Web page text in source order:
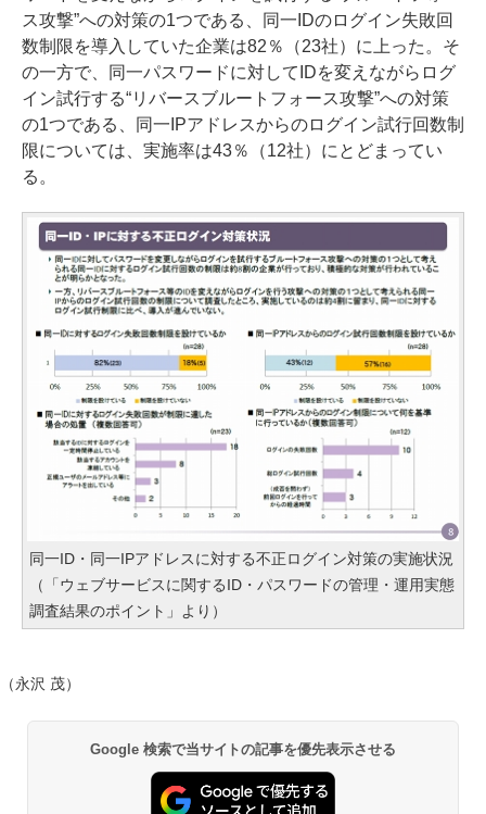
ス攻撃”への対策の1つである、同一IDのログイン失敗回
数制限を導入していた企業は82％（23社）に上った。そ
の一方で、同一パスワードに対してIDを変えながらログ
イン試行する“リバースブルートフォース攻撃”への対策
の1つである、同一IPアドレスからのログイン試行回数制
限については、実施率は43％（12社）にとどまってい
る。
同一ID・同一IPアドレスに対する不正ログイン対策の実施状況
（「ウェブサービスに関するID・パスワードの管理・運用実態
調査結果のポイント」より）
（永沢 茂）
Google 検索で当サイトの記事を優先表示させる